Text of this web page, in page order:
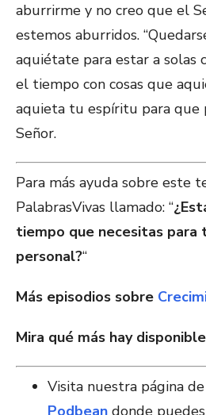
aburrirme y no creo que el
estemos aburridos.
aquiétate para estar a solas
el tiempo con cosas que
aquieta tu espíritu para que
Señor.
Para más ayuda sobre este
PalabrasVivas llamado: “
tiempo que necesitas para
personal?“
Más episodios sobre
Mira qué más hay disponible
Visita nuestra página
Podbean donde